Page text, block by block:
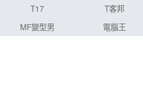
T17 T客邦
MF變型男
電腦王